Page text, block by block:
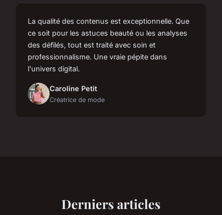
La qualité des contenus est exceptionnelle. Que
ce soit pour les astuces beauté ou les analyses
des défilés, tout est traité avec soin et
professionnalisme. Une vraie pépite dans
l'univers digital.
Caroline Petit
Créatrice de mode
Derniers articles